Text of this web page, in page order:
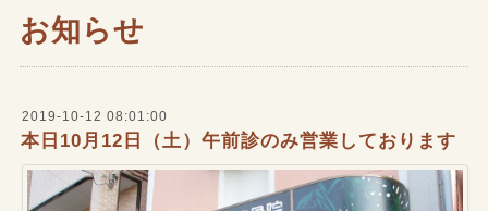
お知らせ
2019-10-12 08:01:00
本日10月12日（土）午前診のみ営業しております